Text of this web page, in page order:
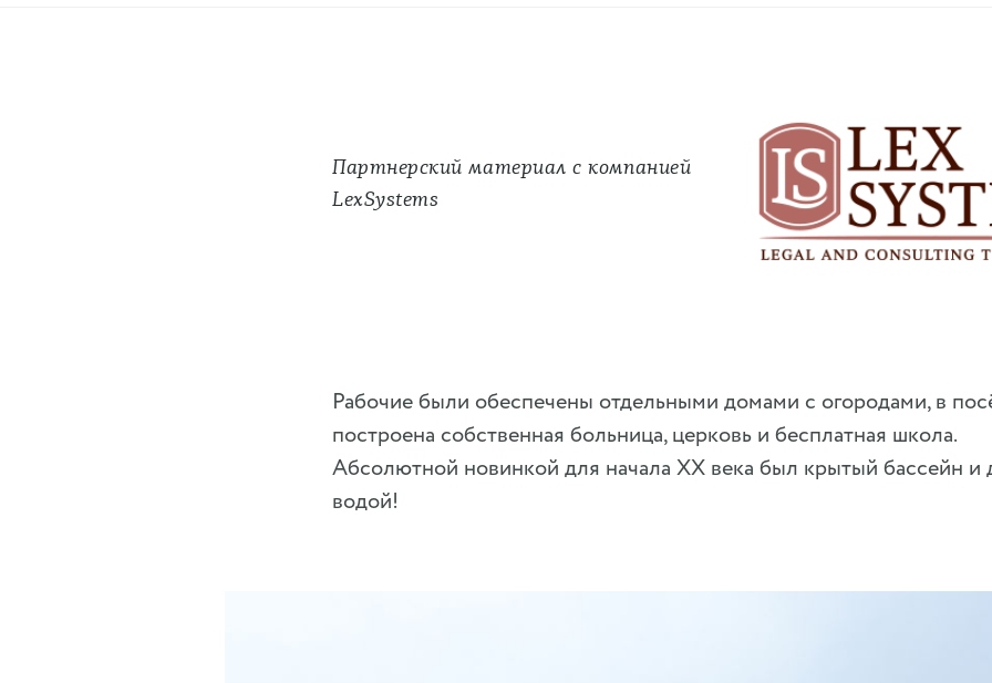
Партнерский материал c компанией
LexSystems
Рабочие были обеспечены отдельными домами с огородами, в
построена собственная больница, церковь и бесплатная школа.
Абсолютной новинкой для начала XX века был крытый бассейн и
водой!